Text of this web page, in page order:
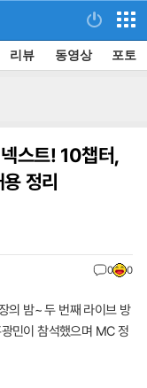
리뷰 동영상 포토
스트! 10챕터,
정리
0 0
의 밤~ 두 번째 라이브 방
민이 참석했으며 MC 정